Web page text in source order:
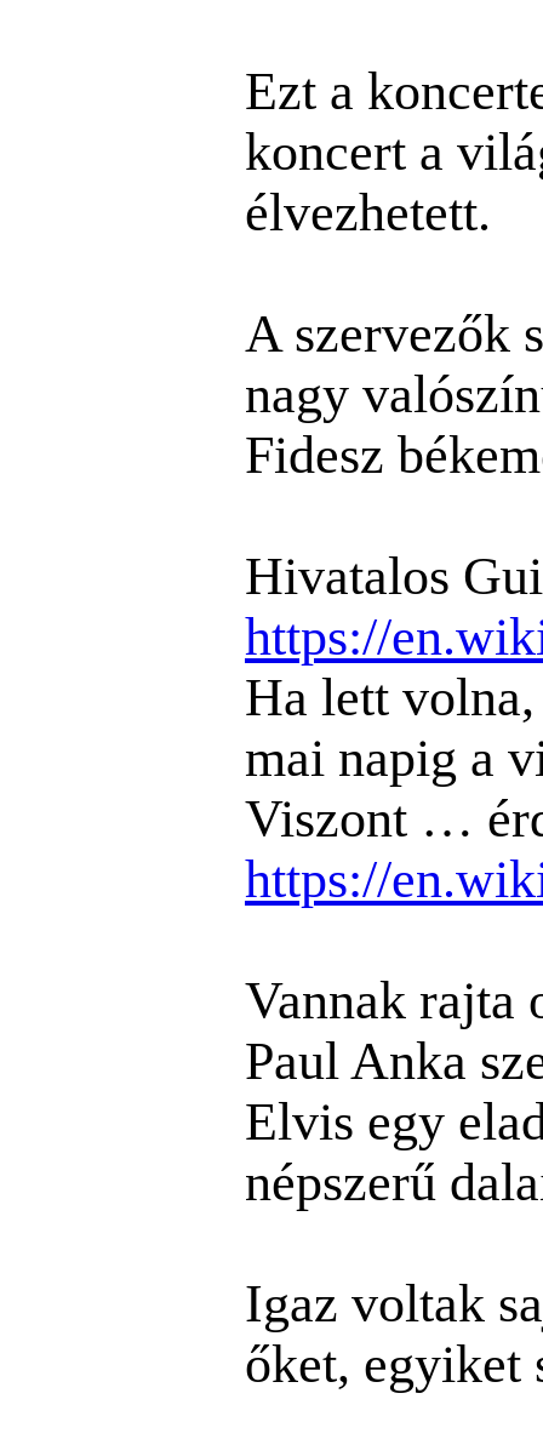
Ezt a
koncert a
élvezhetett.
A szervezők
nagy
Fidesz
Hivatalos
https://
Ha lett
mai napig a
Viszont …
https://
Vannak
Paul Anka
Elvis egy
népszerű
Igaz voltak
őket, egyiket